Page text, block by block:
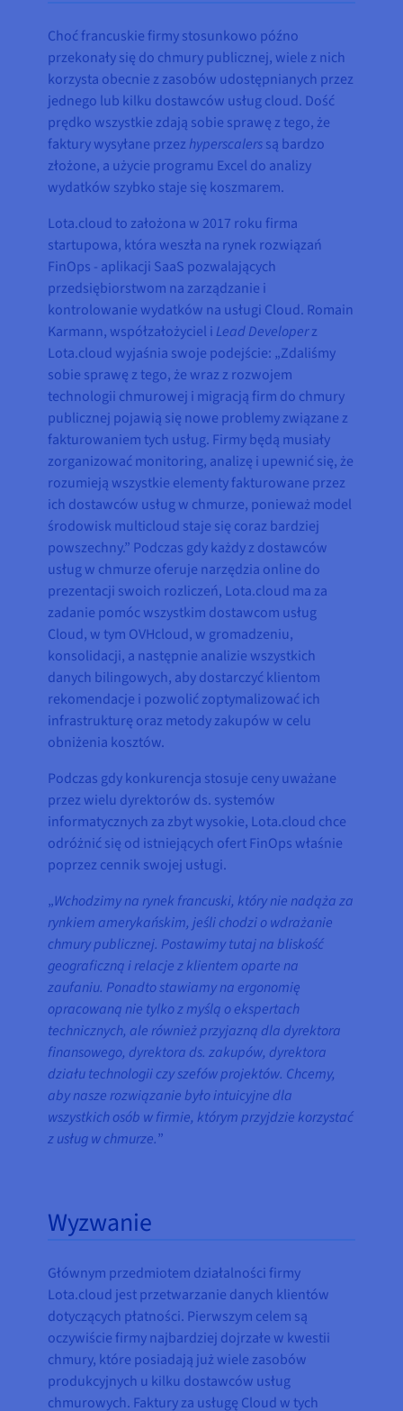
Choć francuskie firmy stosunkowo późno
przekonały się do chmury publicznej, wiele z nich
korzysta obecnie z zasobów udostępnianych przez
jednego lub kilku dostawców usług cloud. Dość
prędko wszystkie zdają sobie sprawę z tego, że
faktury wysyłane przez hyperscalerssą bardzo
złożone, a użycie programu Excel do analizy
wydatków szybko staje się koszmarem.
Lota.cloud to założona w 2017 roku firma
startupowa, która weszła na rynek rozwiązań
FinOps - aplikacji SaaS pozwalających
przedsiębiorstwom na zarządzanie i
kontrolowanie wydatków na usługi Cloud. Romain
Karmann, współzałożyciel i Lead Developerz
Lota.cloud wyjaśnia swoje podejście: „Zdaliśmy
sobie sprawę z tego, że wraz z rozwojem
technologii chmurowej i migracją firm do chmury
publicznej pojawią się nowe problemy związane z
fakturowaniem tych usług. Firmy będą musiały
zorganizować monitoring, analizę i upewnić się, że
rozumieją wszystkie elementy fakturowane przez
ich dostawców usług w chmurze, ponieważ model
środowisk multicloud staje się coraz bardziej
powszechny.” Podczas gdy każdy z dostawców
usług w chmurze oferuje narzędzia online do
prezentacji swoich rozliczeń, Lota.cloud ma za
zadanie pomóc wszystkim dostawcom usług
Cloud, w tym OVHcloud, w gromadzeniu,
konsolidacji, a następnie analizie wszystkich
danych bilingowych, aby dostarczyć klientom
rekomendacje i pozwolić zoptymalizować ich
infrastrukturę oraz metody zakupów w celu
obniżenia kosztów.
Podczas gdy konkurencja stosuje ceny uważane
przez wielu dyrektorów ds. systemów
informatycznych za zbyt wysokie, Lota.cloud chce
odróżnić się od istniejących ofert FinOps właśnie
poprzez cennik swojej usługi.
„Wchodzimy na rynek francuski, który nie nadąża za
rynkiem amerykańskim, jeśli chodzi o wdrażanie
chmury publicznej. Postawimy tutaj na bliskość
geograficzną i relacje z klientem oparte na
zaufaniu. Ponadto stawiamy na ergonomię
opracowaną nie tylko z myślą o ekspertach
technicznych, ale również przyjazną dla dyrektora
finansowego, dyrektora ds. zakupów, dyrektora
działu technologii czy szefów projektów. Chcemy,
aby nasze rozwiązanie było intuicyjne dla
wszystkich osób w firmie, którym przyjdzie korzystać
z usług w chmurze.”
Wyzwanie
Głównym przedmiotem działalności firmy
Lota.cloud jest przetwarzanie danych klientów
dotyczących płatności. Pierwszym celem są
oczywiście firmy najbardziej dojrzałe w kwestii
chmury, które posiadają już wiele zasobów
produkcyjnych u kilku dostawców usług
chmurowych. Faktury za usługę Cloud w tych